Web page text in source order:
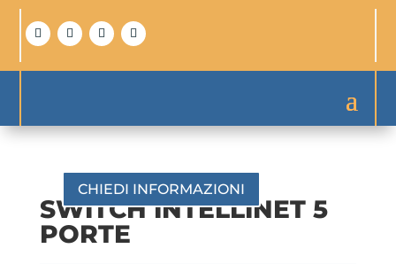
SWITCH INTELLINET 5
PORTE
CHIEDI INFORMAZIONI